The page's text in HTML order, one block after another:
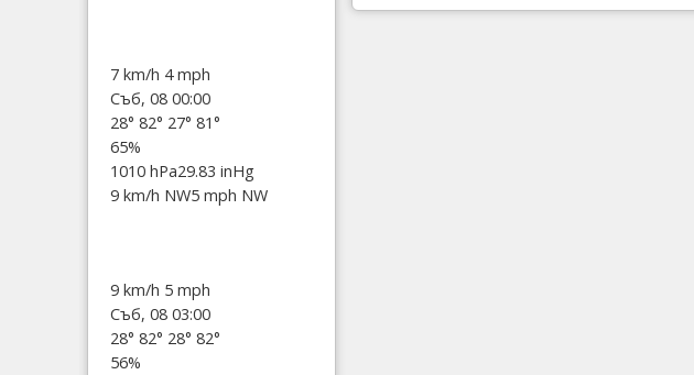
7 km/h 4 mph
Съб, 08 00:00
28° 82° 27° 81°
65%
1010 hPa29.83 inHg
9 km/h NW5 mph NW
9 km/h 5 mph
Съб, 08 03:00
28° 82° 28° 82°
56%